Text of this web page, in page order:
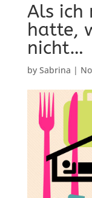
Als ich
hatte,
nicht…
by Sabrina |